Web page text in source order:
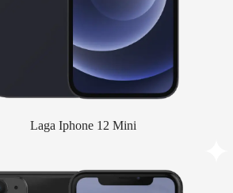
Laga Iphone 12 Mini